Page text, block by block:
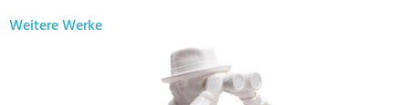
Weitere Werke